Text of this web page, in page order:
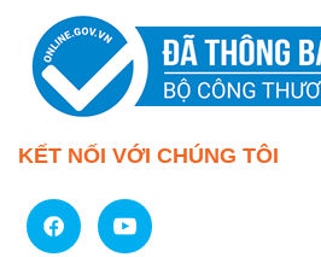
KẾT NỐI VỚI CHÚNG TÔI